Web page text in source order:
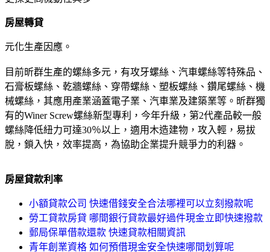
房屋轉貸
元化生產因應。
目前昕群生產的螺絲多元，有攻牙螺絲、汽車螺絲等特殊品、
石膏板螺絲、乾牆螺絲、穿帶螺絲、塑板螺絲、鑽尾螺絲、機
械螺絲，其應用產業涵蓋電子業、汽車業及建築業等。昕群獨
有的Winer Screw螺絲新型專利，今年升級，第2代產品較一般
螺絲降低紐力可達30％以上，適用木造建物，攻入輕，易拔
脫，鎖入快，效率提高，為協助企業提升競爭力的利器。
房屋貸款利率
小額貸款公司 快速借錢安全合法哪裡可以立刻撥款呢
勞工貸款房貸 哪間銀行貸款最好過件現金立即快速撥款
郵局保單借款還款 快速貸款相關資訊
青年創業資格 如何預借現金安全快速哪間划算呢